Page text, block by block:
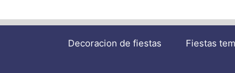
Decoracion de fiestas Fiestas